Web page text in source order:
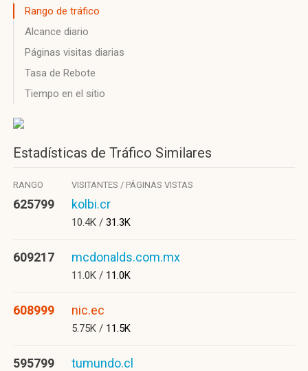
Rango de tráfico
Alcance diario
Páginas visitas diarias
Tasa de Rebote
Tiempo en el sitio
Estadísticas de Tráfico Similares
RANGO VISITANTES / PÁGINAS VISTAS
625799 kolbi.cr
10.4K / 31.3K
609217 mcdonalds.com.mx
11.0K / 11.0K
608999 nic.ec
5.75K / 11.5K
595799 tumundo.cl